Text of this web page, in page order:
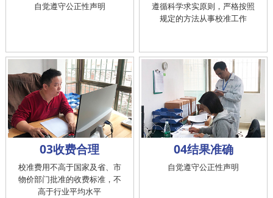
自觉遵守公正性声明
遵循科学求实原则，严格按照
规定的方法从事校准工作
03收费合理
校准费用不高于国家及省、市
物价部门批准的收费标准，不
高于行业平均水平
04结果准确
自觉遵守公正性声明